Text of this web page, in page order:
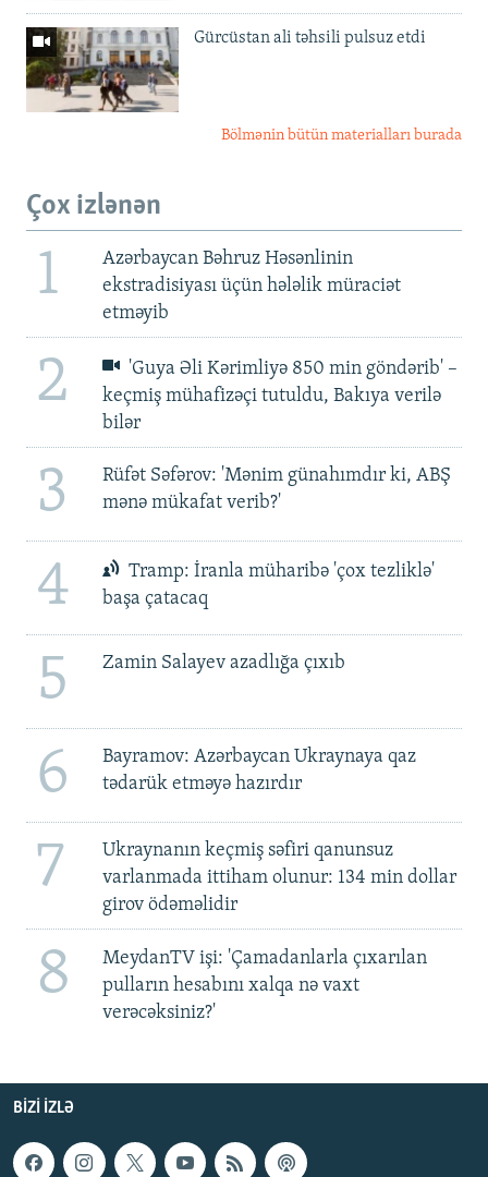
Gürcüstan ali təhsili pulsuz etdi
Bölmənin bütün materialları burada
Çox izlənən
1
Azərbaycan Bəhruz Həsənlinin
ekstradisiyası üçün hələlik müraciət
etməyib
2
'Guya Əli Kərimliyə 850 min göndərib' –
keçmiş mühafizəçi tutuldu, Bakıya verilə
bilər
3
Rüfət Səfərov: 'Mənim günahımdır ki, ABŞ
mənə mükafat verib?'
4
Tramp: İranla müharibə 'çox tezliklə'
başa çatacaq
5 Zamin Salayev azadlığa çıxıb
6
Bayramov: Azərbaycan Ukraynaya qaz
tədarük etməyə hazırdır
7
Ukraynanın keçmiş səfiri qanunsuz
varlanmada ittiham olunur: 134 min dollar
girov ödəməlidir
8
MeydanTV işi: 'Çamadanlarla çıxarılan
pulların hesabını xalqa nə vaxt
verəcəksiniz?'
BIZI IZLƏ